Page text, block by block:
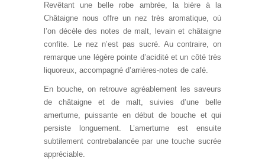
Revêtant une belle robe ambrée, la bière à la
Châtaigne nous offre un nez très aromatique, où
l’on décèle des notes de malt, levain et châtaigne
confite. Le nez n’est pas sucré. Au contraire, on
remarque une légère pointe d’acidité et un côté très
liquoreux, accompagné d’arrières-notes de café.
En bouche, on retrouve agréablement les saveurs
de châtaigne et de malt, suivies d’une belle
amertume, puissante en début de bouche et qui
persiste longuement. L’amertume est ensuite
subtilement contrebalancée par une touche sucrée
appréciable.